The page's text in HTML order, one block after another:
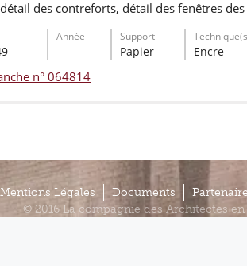
des contreforts, détail des fenêtres des
Année Support
Papier Encre
n° 064814
Mentions Légales Documents
© 2016 La compagnie des Architectes